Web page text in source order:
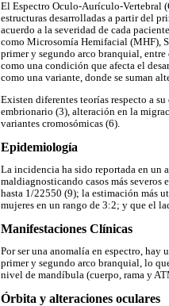
El Espectro Oculo-Aurículo-Vertebral
estructuras desarrolladas a partir del
acuerdo a la severidad de cada
como Microsomía Hemifacial (MHF),
primer y segundo arco branquial,
como una condición que afecta el
como una variante, donde se suman
Existen diferentes teorías respecto a
embrionario (3), alteración en la
variantes cromosómicas (6).
Epidemiología
La incidencia ha sido reportada en un
maldiagnosticando casos más severos
hasta 1/22550 (9); la estimación más
mujeres en un rango de 3:2; y que el
Manifestaciones Clínicas
Por ser una anomalía en espectro,
primer y segundo arco branquial, lo
nivel de mandíbula (cuerpo, rama y
Órbita y alteraciones oculares